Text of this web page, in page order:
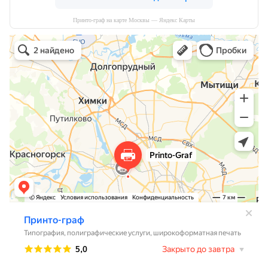
Принто-граф на карте Москвы — Яндекс Карты
Принто-граф